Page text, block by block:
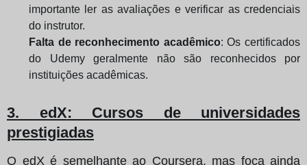
importante ler as avaliações e verificar as credenciais
do instrutor.
Falta de reconhecimento acadêmico: Os certificados
do Udemy geralmente não são reconhecidos por
instituições acadêmicas.
3. edX: Cursos de universidades
prestigiadas
O edX é semelhante ao Coursera, mas foca ainda